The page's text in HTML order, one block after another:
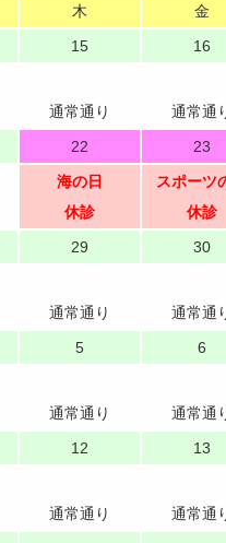
木 金
15 16
通常通り 通常通
22 23
海の日
休診
スポーツ
休診
29 30
通常通り 通常通
5 6
通常通り 通常通
12 13
通常通り 通常通